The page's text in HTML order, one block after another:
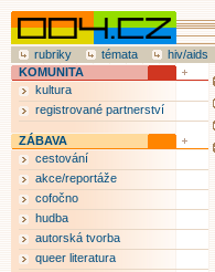
rubriky témata hiv/aids
KOMUNITA
kultura
registrované partnerství
ZÁBAVA
cestování
akce/reportáže
cofočno
hudba
autorská tvorba
queer literatura